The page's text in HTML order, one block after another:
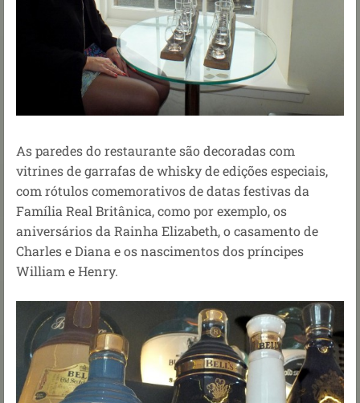
As paredes do restaurante são decoradas com
vitrines de garrafas de whisky de edições especiais,
com rótulos comemorativos de datas festivas da
Família Real Britânica, como por exemplo, os
aniversários da Rainha Elizabeth, o casamento de
Charles e Diana e os nascimentos dos príncipes
William e Henry.